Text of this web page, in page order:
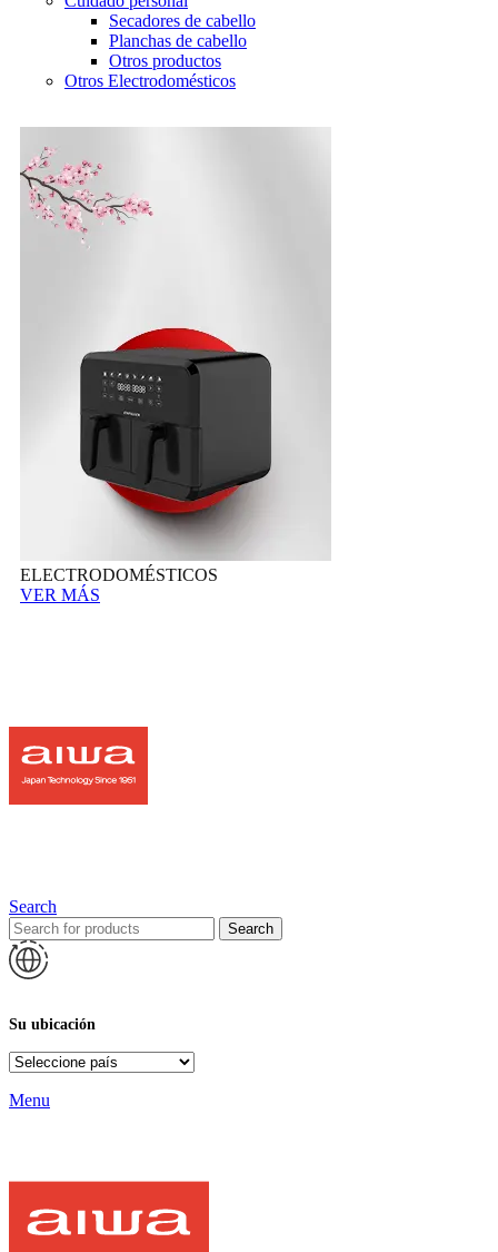
Secadores de cabello
Planchas de cabello
Otros productos
Otros Electrodomésticos
ELECTRODOMÉSTICOS
VER MÁS
Search
Search
Su ubicación
Menu